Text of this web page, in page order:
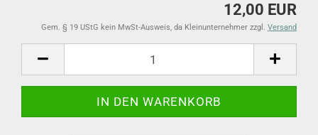
12,00 EUR
Gem. § 19 UStG kein MwSt-Ausweis, da Kleinunternehmer zzgl. Versand